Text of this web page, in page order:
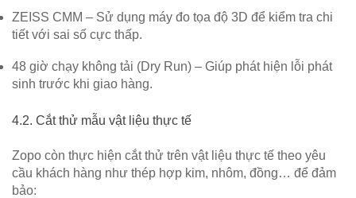
ZEISS CMM – Sử dụng máy đo tọa độ 3D để kiểm tra chi
tiết với sai số cực thấp.
48 giờ chạy không tải (Dry Run) – Giúp phát hiện lỗi phát
sinh trước khi giao hàng.
4.2. Cắt thử mẫu vật liệu thực tế
Zopo còn thực hiện cắt thử trên vật liệu thực tế theo yêu
cầu khách hàng như thép hợp kim, nhôm, đồng… để đảm
bảo: